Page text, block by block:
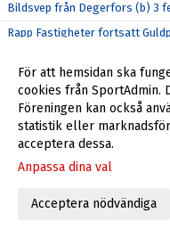
Bildsvep från Degerfors (b) 3
Rapp Fastigheter fortsatt
Träningsmatch mot Degerfors
Filip Schyberg vinner
Välkomna till Skövde AIK!
Skövde AIK Live-Appen
För att hemsidan ska
cookies från SportAdmin.
Föreningen kan också
statistik eller
acceptera dessa.
Anpassa dina val
Acceptera nödvändiga